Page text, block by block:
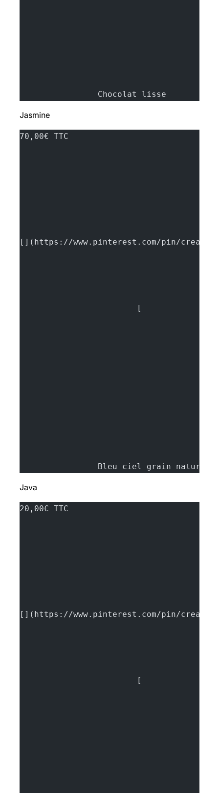
		Chocolat lisse
Jasmine
70,00€ TTC
[](https://www.pinterest.com/pin/create/
			[
Bleu ciel grain
Java
20,00€ TTC
[](https://www.pinterest.com/pin/create/
			[